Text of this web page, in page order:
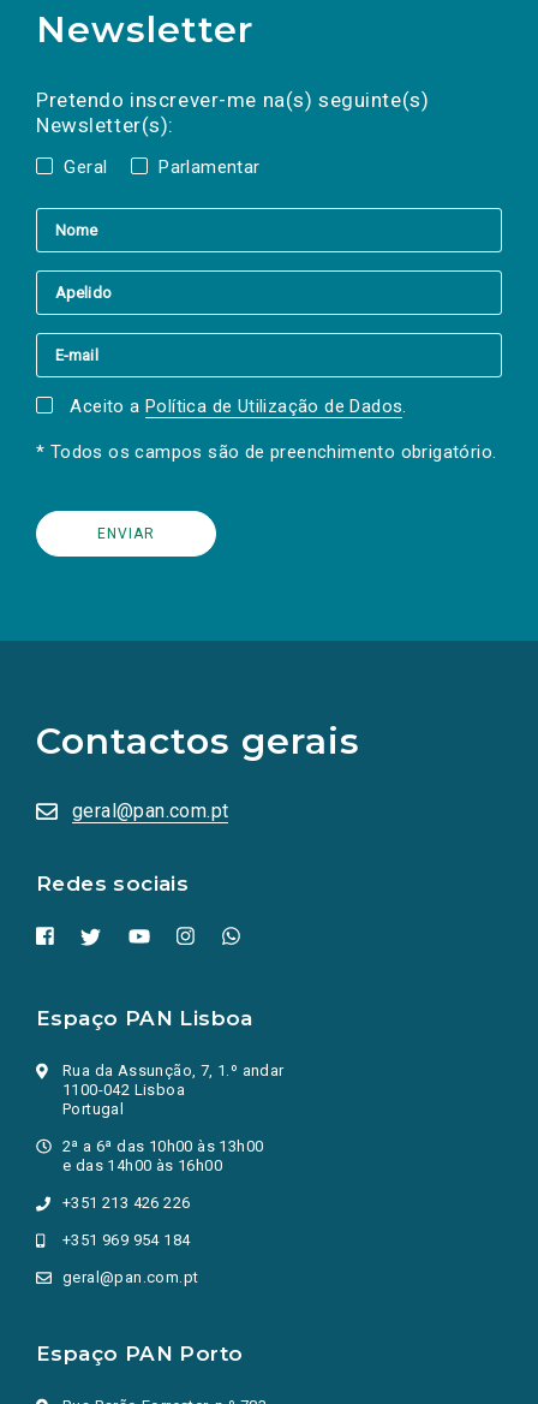
Newsletter
Pretendo inscrever-me na(s) seguinte(s)
Newsletter(s):
Geral Parlamentar
a(s) newsletter(s).
mail
Aceito a Política de Utilização de Dados.
* Todos os campos são de preenchimento obrigatório.
Contactos gerais
geral@pan.com.pt
Redes sociais
redes
sociais
numa
nova
Espaço PAN Lisboa
Rua da Assunção, 7, 1.º andar
1100-042 Lisboa
Portugal
2ª a 6ª das 10h00 às 13h00
e das 14h00 às 16h00
+351 213 426 226
+351 969 954 184
geral@pan.com.pt
Espaço PAN Porto